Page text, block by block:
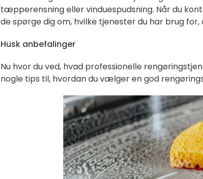
tæpperensning eller vinduespudsning. Når du
de spørge dig om, hvilke tjenester du har brug
Husk anbefalinger
Nu hvor du ved, hvad professionelle
nogle tips til, hvordan du vælger en god